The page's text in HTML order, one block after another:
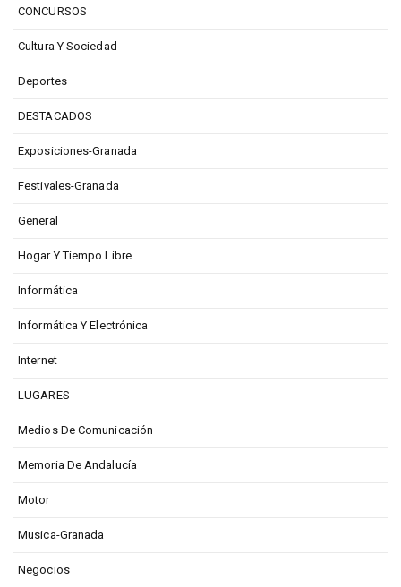
CONCURSOS
Cultura Y Sociedad
Deportes
DESTACADOS
Exposiciones-Granada
Festivales-Granada
General
Hogar Y Tiempo Libre
Informática
Informática Y Electrónica
Internet
LUGARES
Medios De Comunicación
Memoria De Andalucía
Motor
Musica-Granada
Negocios